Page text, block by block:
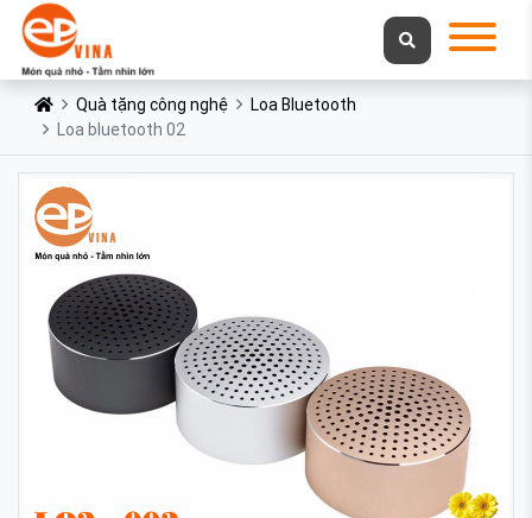
Quà tặng công nghệ
Loa Bluetooth
Loa bluetooth 02